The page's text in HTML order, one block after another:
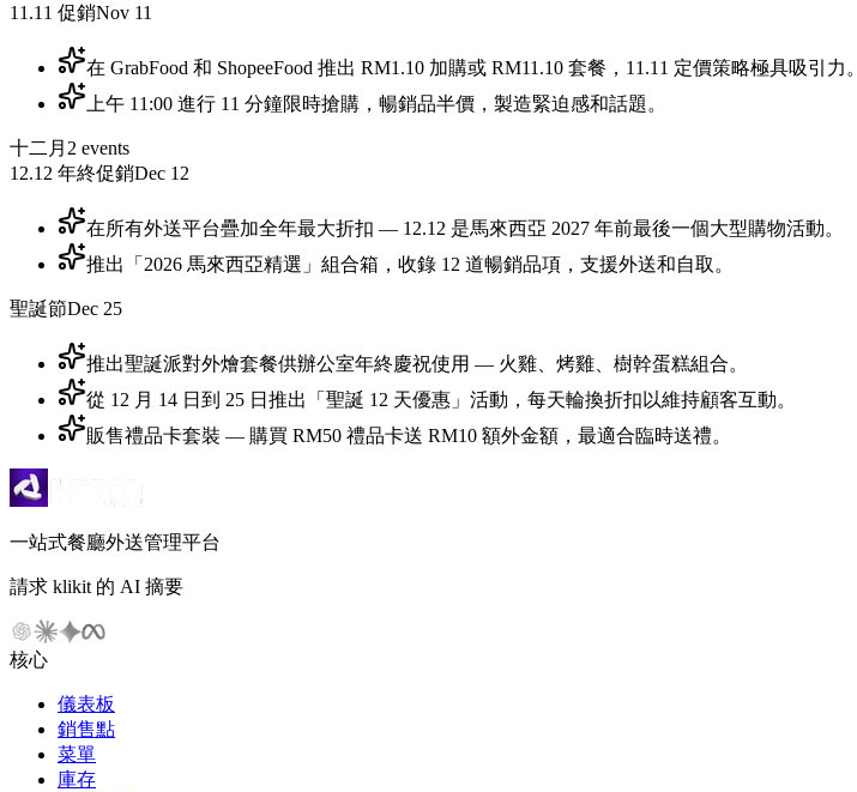
11.11 促銷Nov 11
在 GrabFood 和 ShopeeFood 推出 RM1.10 加購或 RM11.10 套餐，11.11 定價策略極具吸引力。
上午 11:00 進行 11 分鐘限時搶購，暢銷品半價，製造緊迫感和話題。
十二月 2 events
12.12 年終促銷Dec 12
在所有外送平台疊加全年最大折扣 — 12.12 是馬來西亞 2027 年前最後一個大型購物活動。
推出「2026 馬來西亞精選」組合箱，收錄 12 道暢銷品項，支援外送和自取。
聖誕節Dec 25
推出聖誕派對外燴套餐供辦公室年終慶祝使用 — 火雞、烤雞、樹幹蛋糕組合。
從 12 月 14 日到 25 日推出「聖誕 12 天優惠」活動，每天輪換折扣以維持顧客互動。
販售禮品卡套裝 — 購買 RM50 禮品卡送 RM10 額外金額，最適合臨時送禮。
一站式餐廳外送管理平台
請求 klikit 的 AI 摘要
核心
儀表板
銷售點
菜單
庫存